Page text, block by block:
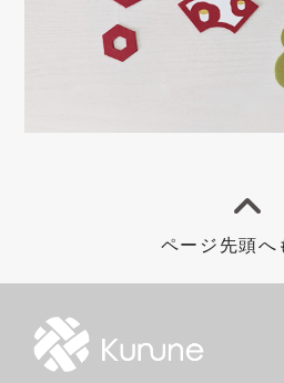
ページ先頭へ